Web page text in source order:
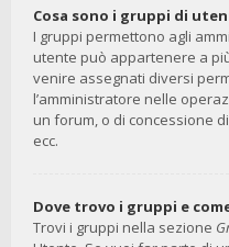
Cosa sono i gruppi di
I gruppi permettono agli
utente può appartenere a
venire assegnati diversi
l’amministratore nelle
un forum, o di concessione
ecc.
Dove trovo i gruppi e
Trovi i gruppi nella sezione